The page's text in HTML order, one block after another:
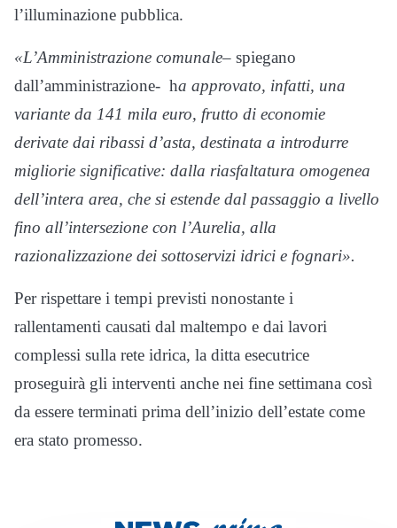
l’illuminazione pubblica.
«L’Amministrazione comunale– spiegano
dall’amministrazione- ha approvato, infatti, una
variante da 141 mila euro, frutto di economie
derivate dai ribassi d’asta, destinata a introdurre
migliorie significative: dalla riasfaltatura omogenea
dell’intera area, che si estende dal passaggio a livello
fino all’intersezione con l’Aurelia, alla
razionalizzazione dei sottoservizi idrici e fognari».
Per rispettare i tempi previsti nonostante i
rallentamenti causati dal maltempo e dai lavori
complessi sulla rete idrica, la ditta esecutrice
proseguirà gli interventi anche nei fine settimana così
da essere terminati prima dell’inizio dell’estate come
era stato promesso.